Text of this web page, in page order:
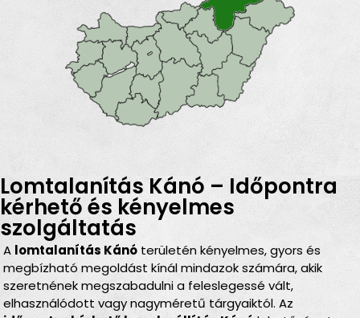
Lomtalanítás Kánó – Időpontra
kérhető és kényelmes
szolgáltatás
A lomtalanítás Kánó területén kényelmes, gyors és
megbízható megoldást kínál mindazok számára, akik
szeretnének megszabadulni a feleslegessé vált,
elhasználódott vagy nagyméretű tárgyaiktól. Az